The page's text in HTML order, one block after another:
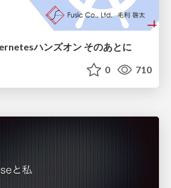
ハンズオン そのあとに
0 710